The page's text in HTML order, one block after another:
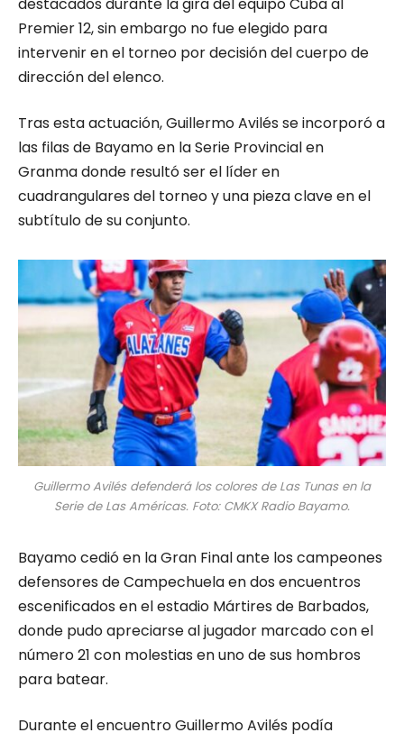
Premier 12, sin embargo no fue elegido para
intervenir en el torneo por decisión del cuerpo de
dirección del elenco.
Tras esta actuación, Guillermo Avilés se incorporó a
las filas de Bayamo en la Serie Provincial en
Granma donde resultó ser el líder en
cuadrangulares del torneo y una pieza clave en el
subtítulo de su conjunto.
Guillermo Avilés defenderá los colores de Las Tunas en la
Serie de Las Américas. Foto: CMKX Radio Bayamo.
Bayamo cedió en la Gran Final ante los campeones
defensores de Campechuela en dos encuentros
escenificados en el estadio Mártires de Barbados,
donde pudo apreciarse al jugador marcado con el
número 21 con molestias en uno de sus hombros
para batear.
Durante el encuentro Guillermo Avilés podía